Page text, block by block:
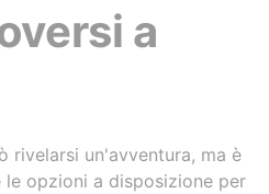
a
rivelarsi un'avventura, ma è
opzioni a disposizione per